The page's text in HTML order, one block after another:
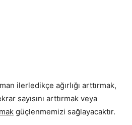
ilerledikçe ağırlığı arttırmak,
sayısını arttırmak veya
güçlenmemizi sağlayacaktır.